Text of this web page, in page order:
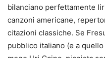
bilanciano perfettamente
canzoni americane,
citazioni classiche. Se
pubblico italiano (e a